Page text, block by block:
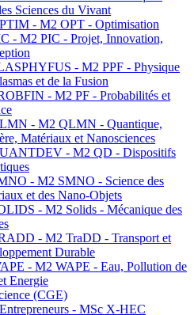
Sciences du Vivant
- M2 OPT - Optimisation
- M2 PIC - Projet, Innovation,
- M2 PPF - Physique
et de la Fusion
- M2 PF - Probabilités et
- M2 QLMN - Quantique,
Matériaux et Nanosciences
- M2 QD - Dispositifs
- M2 SMNO - Science des
et des Nano-Objets
- M2 Solids - Mécanique des
- M2 TraDD - Transport et
Durable
- M2 WAPE - Eau, Pollution de
Energie
(CGE)
- MSc X-HEC